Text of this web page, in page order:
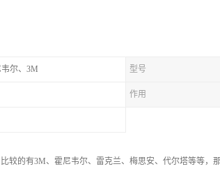
尔、3M 型号
作用
较的有3M、霍尼韦尔、雷克兰、梅思安、代尔塔等等，